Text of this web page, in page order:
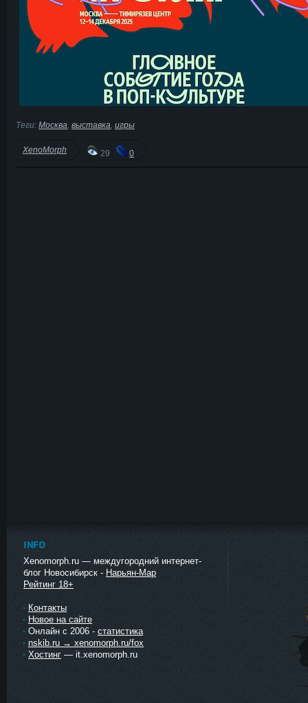
Теги: Москва выставка игры
XenoMorph 29 0
INFO
Xenomorph.ru — междугородний интернет-
блог Новосибирск - Нарьян-Мар
Рейтинг 18+
Контакты
Новое на сайте
Онлайн с 2006 - статистика
nskib.ru → xenomorph.ru/fox
Хостинг — it.xenomorph.ru